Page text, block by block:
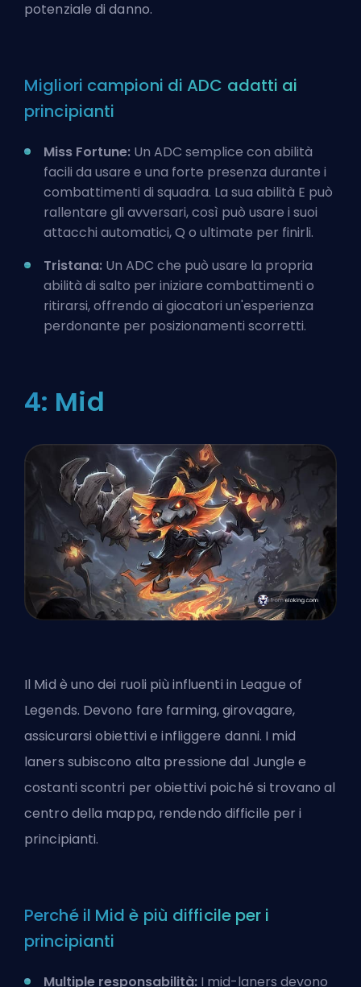
potenziale di danno.
Migliori campioni di ADC adatti ai
principianti
Miss Fortune: Un ADC semplice con abilità
facili da usare e una forte presenza durante i
combattimenti di squadra. La sua abilità E può
rallentare gli avversari, così può usare i suoi
attacchi automatici, Q o ultimate per finirli.
Tristana: Un ADC che può usare la propria
abilità di salto per iniziare combattimenti o
ritirarsi, offrendo ai giocatori un'esperienza
perdonante per posizionamenti scorretti.
4: Mid
Il Mid è uno dei ruoli più influenti in League of
Legends. Devono fare farming, girovagare,
assicurarsi obiettivi e infliggere danni. I mid
laners subiscono alta pressione dal Jungle e
costanti scontri per obiettivi poiché si trovano al
centro della mappa, rendendo difficile per i
principianti.
Perché il Mid è più difficile per i
principianti
Multiple responsabilità: I mid-laners devono